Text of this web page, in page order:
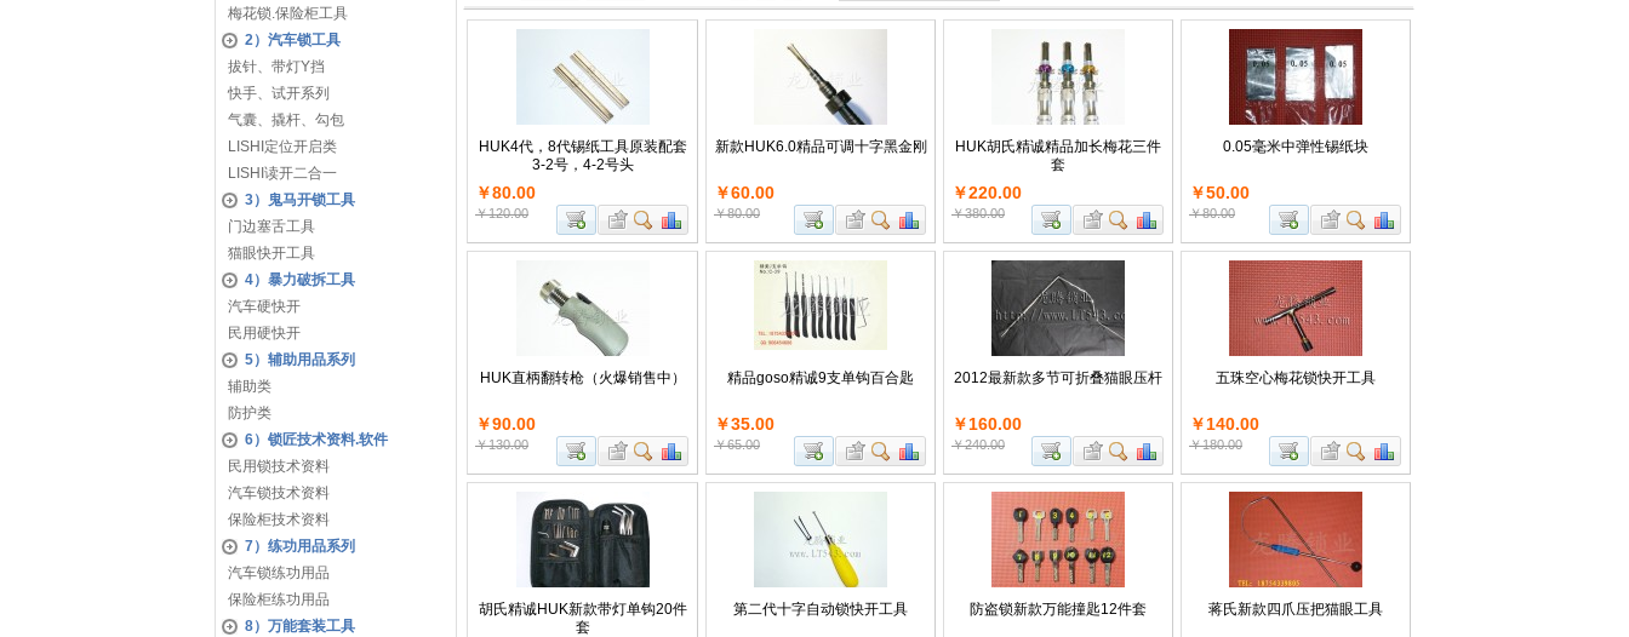
梅花锁.保险柜工具
2）汽车锁工具
拔针、带灯Y挡
快手、试开系列
气囊、撬杆、勾包
LISHI定位开启类
LISHI读开二合一
3）鬼马开锁工具
门边塞舌工具
猫眼快开工具
4）暴力破拆工具
汽车硬快开
民用硬快开
5）辅助用品系列
辅助类
防护类
6）锁匠技术资料.软件
民用锁技术资料
汽车锁技术资料
保险柜技术资料
7）练功用品系列
汽车锁练功用品
保险柜练功用品
8）万能套装工具
HUK4代，8代锡纸工具原装配套
3-2号，4-2号头
￥80.00
￥120.00
新款HUK6.0精品可调十字黑金刚
￥60.00
￥80.00
HUK胡氏精诚精品加长梅花三件
套
￥220.00
￥380.00
0.05毫米中弹性锡纸块
￥50.00
￥80.00
HUK直柄翻转枪（火爆销售中）
￥90.00
￥130.00
精品goso精诚9支单钩百合匙
￥35.00
￥65.00
2012最新款多节可折叠猫眼压杆
￥160.00
￥240.00
五珠空心梅花锁快开工具
￥140.00
￥180.00
胡氏精诚HUK新款带灯单钩20件
套
第二代十字自动锁快开工具 防盗锁新款万能撞匙12件套 蒋氏新款四爪压把猫眼工具